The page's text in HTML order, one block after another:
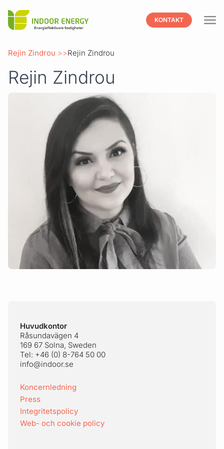
Indoor KONTAKT
Rejin Zindrou Rejin Zindrou
Rejin Zindrou
Huvudkontor
Råsundavägen 4
169 67 Solna, Sweden
Tel: +46 (0) 8-764 50 00
info@indoor.se
Koncernledning
Press
Integritetspolicy
Web- och cookie policy